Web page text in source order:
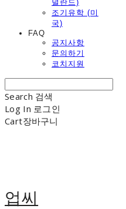
덜란드)
조기유학 (미
국)
FAQ
공지사항
문의하기
코치지원
Search 검색
Log In 로그인
Cart장바구니
업씨